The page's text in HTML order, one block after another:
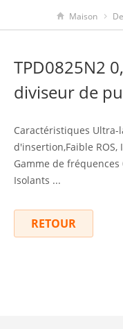
Maison
TPD0825N2
diviseur de
Caractéristiques
d'insertion,Faible
Gamme de fréquences
Isolants ...
RETOUR